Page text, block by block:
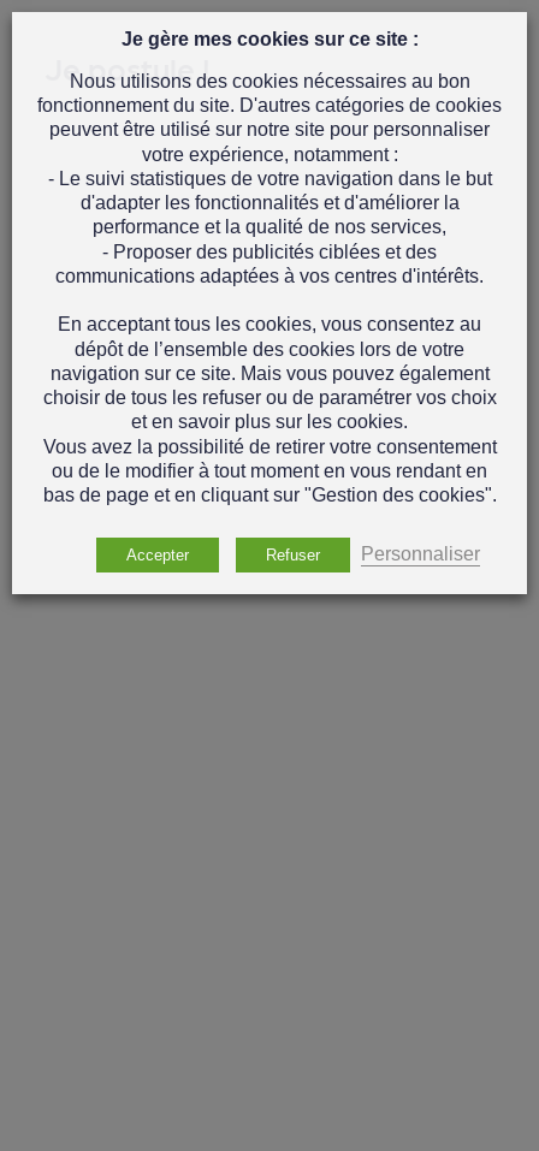
Je postule !
Je gère mes cookies sur ce site :
Nous utilisons des cookies nécessaires au bon
fonctionnement du site. D'autres catégories de cookies
peuvent être utilisé sur notre site pour personnaliser
votre expérience, notamment :
- Le suivi statistiques de votre navigation dans le but
d'adapter les fonctionnalités et d'améliorer la
performance et la qualité de nos services,
- Proposer des publicités ciblées et des
communications adaptées à vos centres d'intérêts.
En acceptant tous les cookies, vous consentez au
dépôt de l’ensemble des cookies lors de votre
navigation sur ce site. Mais vous pouvez également
choisir de tous les refuser ou de paramétrer vos choix
et en savoir plus sur les cookies.
Vous avez la possibilité de retirer votre consentement
ou de le modifier à tout moment en vous rendant en
bas de page et en cliquant sur "Gestion des cookies".
Accepter Refuser Personnaliser